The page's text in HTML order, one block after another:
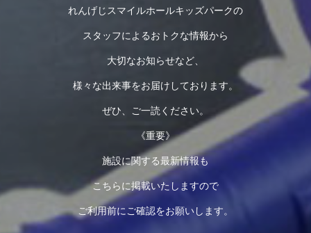
れんげじスマイルホールキッズパークの
スタッフによるおトクな情報から
大切なお知らせなど、
様々な出来事をお届けしております。
ぜひ、ご一読ください。
《重要》
施設に関する最新情報も
こちらに掲載いたしますので
ご利用前にご確認をお願いします。